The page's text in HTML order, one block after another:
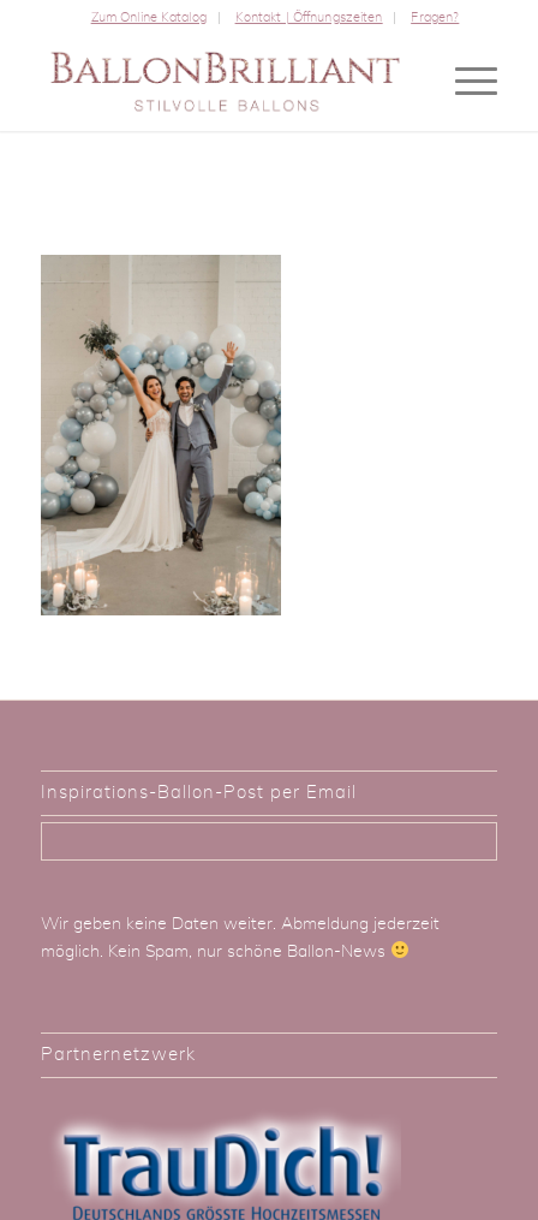
Zum Online Katalog Kontakt | Öffnungszeiten Fragen?
Inspirations-Ballon-Post per Email
Wir geben keine Daten weiter. Abmeldung jederzeit
möglich. Kein Spam, nur schöne Ballon-News
Partnernetzwerk